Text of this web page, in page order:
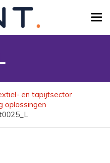
en tapijtsector
oplossingen